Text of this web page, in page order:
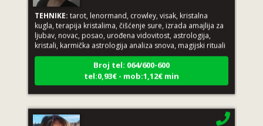
TEHNIKE:
tarot, lenormand, crowley, visak, kristalna
kugla, terapija kristalima, čišćenje sure, izrada amajlija za
ljubav, novac, posao, urođena vidovitost, astrologija,
kristali, karmička astrologija analiza snova, magijski rituali
Broj tel: 064/600-600
tel:0,93€ - mob:1,12€ min